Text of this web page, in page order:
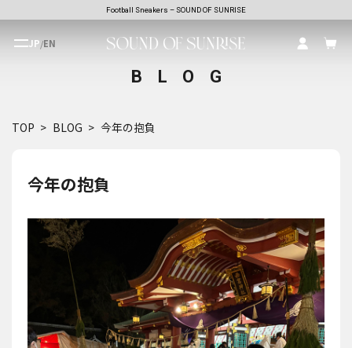
Football Sneakers – SOUND OF SUNRISE
JP/EN
BLOG
TOP BLOG 今年の抱負
今年の抱負